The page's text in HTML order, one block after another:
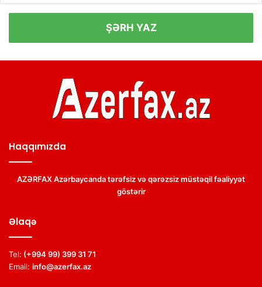
ŞƏRH YAZ
Haqqımızda
AZƏRFAX Azərbaycanda tərəfsiz və qərəzsiz müstəqil fəaliyyət
göstərir
Əlaqə
Tel: (+994 99) 399 31 71
Email: info@azerfax.az